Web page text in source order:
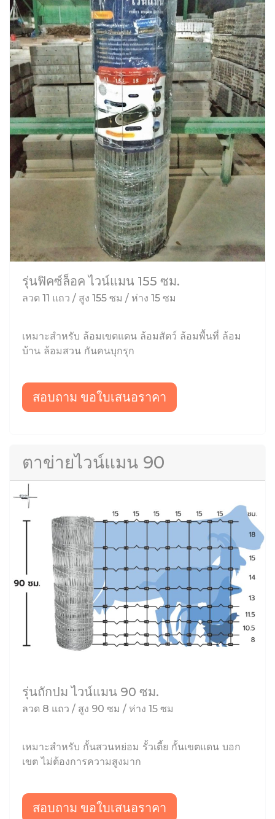
รุ่นฟิคซ์ล็อค ไวน์แมน 155 ซม.
ลวด 11 แถว / สูง 155 ซม / ห่าง 15 ซม
เหมาะสำหรับ ล้อมเขตแดน ล้อมสัตว์ ล้อมพื้นที่ ล้อม
บ้าน ล้อมสวน กันคนบุกรุก
สอบถาม ขอใบเสนอราคา
ตาข่ายไวน์แมน 90
รุ่นถักปม ไวน์แมน 90 ซม.
ลวด 8 แถว / สูง 90 ซม / ห่าง 15 ซม
เหมาะสำหรับ กั้นสวนหย่อม รั้วเตี้ย กั้นเขตแดน บอก
เขต ไม่ต้องการความสูงมาก
สอบถาม ขอใบเสนอราคา